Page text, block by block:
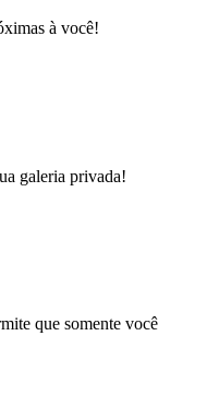
à você!
galeria privada!
que somente você